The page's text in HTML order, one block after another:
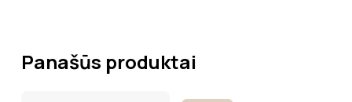
Panašūs produktai